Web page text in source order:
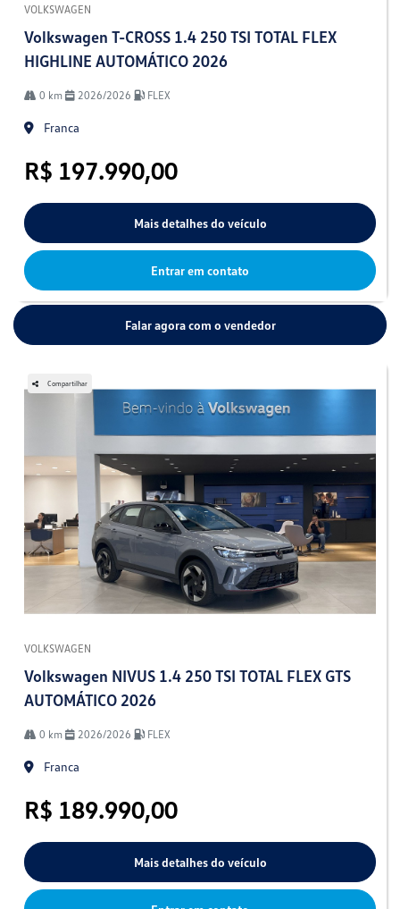
VOLKSWAGEN
Volkswagen T-CROSS 1.4 250 TSI TOTAL FLEX
HIGHLINE AUTOMÁTICO 2026
0 km 2026/2026 FLEX
Franca
R$ 197.990,00
Mais detalhes do veículo
Entrar em contato
Falar agora com o vendedor
Compartilhar
VOLKSWAGEN
Volkswagen NIVUS 1.4 250 TSI TOTAL FLEX GTS
AUTOMÁTICO 2026
0 km 2026/2026 FLEX
Franca
R$ 189.990,00
Mais detalhes do veículo